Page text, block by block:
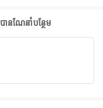
នណែនាំបន្ថែម